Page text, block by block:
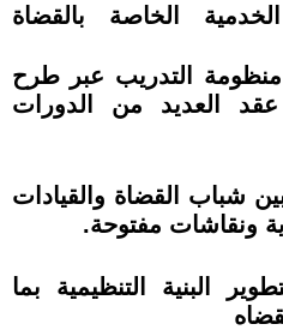
الخاصة بالقضاة
التدريب عبر طرح
العديد من الدورات
شباب القضاة والقيادات
ونقاشات مفتوحة.
البنية التنظيمية بما